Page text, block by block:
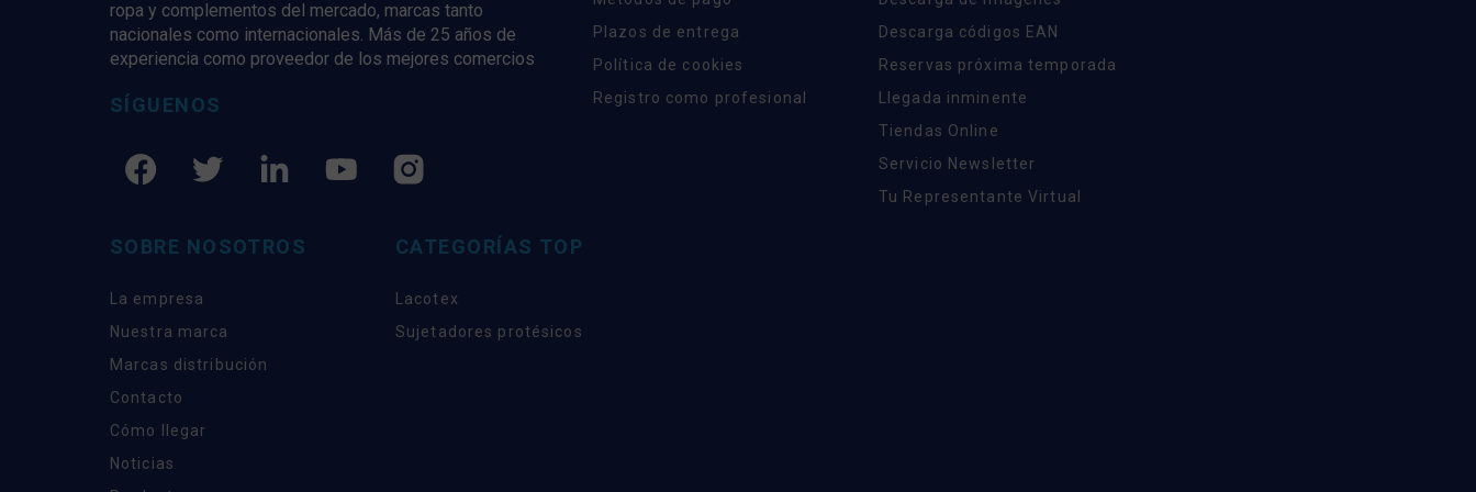
ropa y complementos del mercado, marcas tanto
nacionales como internacionales. Más de 25 años de
experiencia como proveedor de los mejores comercios
SÍGUENOS
Plazos de entrega
Política de cookies
Registro como profesional
Descarga códigos EAN
Reservas próxima temporada
Llegada inminente
Tiendas Online
Servicio Newsletter
Tu Representante Virtual
SOBRE NOSOTROS
La empresa
Nuestra marca
Marcas distribución
Contacto
Cómo llegar
Noticias
CATEGORÍAS TOP
Lacotex
Sujetadores protésicos